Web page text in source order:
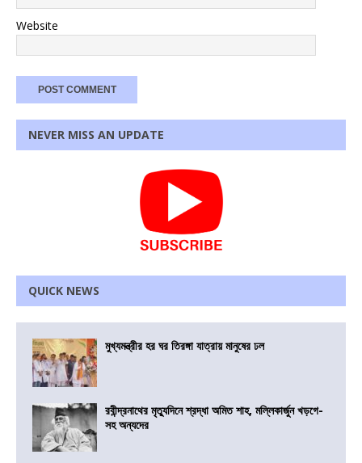
Website
NEVER MISS AN UPDATE
QUICK NEWS
মুখ্যমন্ত্রীর হর ঘর তিরঙ্গা যাত্রায় মানুষের ঢল
রবীন্দ্রনাথের মৃত্যুদিনে শ্রদ্ধা অমিত শাহ, মল্লিকার্জুন খড়গে-
সহ অন্যদের